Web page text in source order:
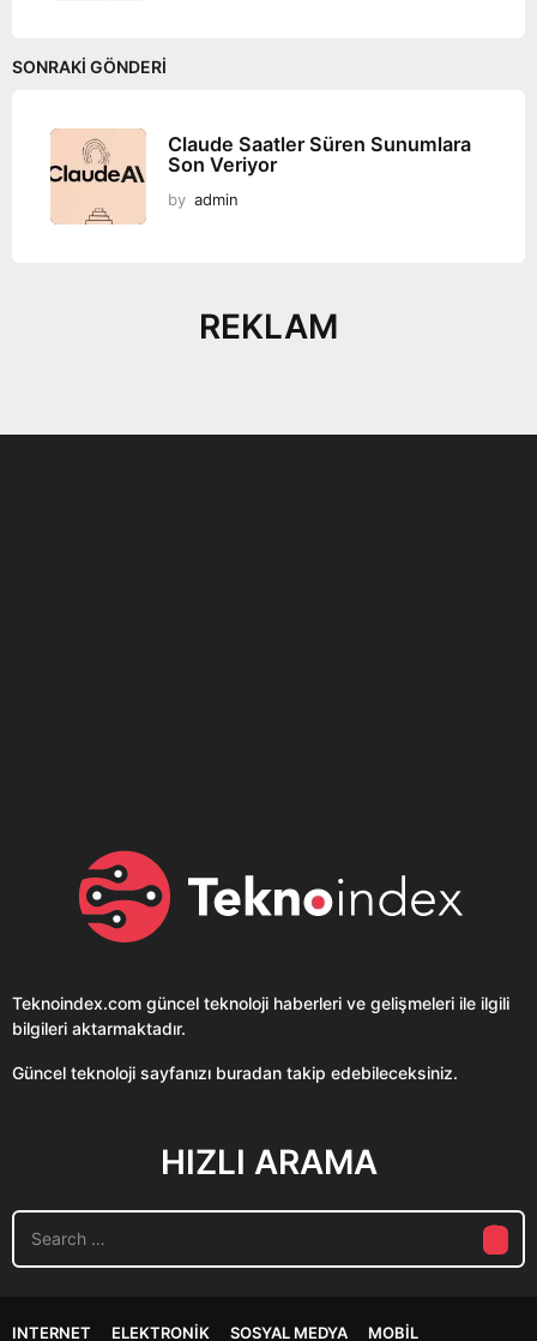
SONRAKI GÖNDERI
Claude Saatler Süren Sunumlara
Son Veriyor
by admin
REKLAM
Teknoindex.com güncel teknoloji haberleri ve gelişmeleri ile ilgili
bilgileri aktarmaktadır.
Güncel teknoloji sayfanızı buradan takip edebileceksiniz.
HIZLI ARAMA
S
a
h
INTERNET ELEKTRONIK SOSYAL MEDYA MOBIL